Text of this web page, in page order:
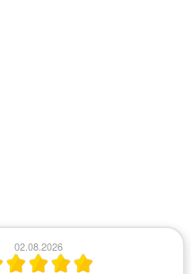
02.08.2026